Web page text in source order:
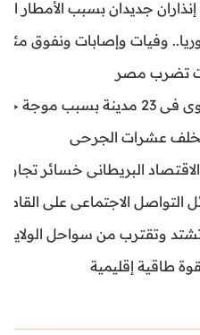
جديدان بسبب الأمطار
وفيات وإصابات ونفوق مئات
حر شديدة
عشرات الجرحى
البريطاني خسائر تجاوزت 1.5 مليار
الاجتماعي على القاصرين
تشتد وتقترب من سواحل
طاقية إقليمية